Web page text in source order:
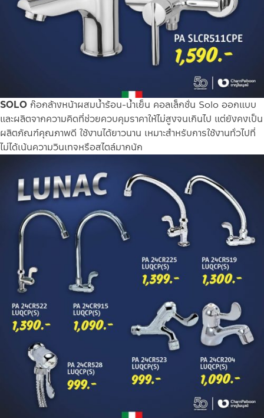
SOLO ก๊อกล้างหน้าผสมน้ำร้อน-น้ำเย็น คอลเล็กชั่น Solo ออกแบบ
และผลิตจากความคิดที่ช่วยควบคุมราคาให้ไม่สูงจนเกินไป แต่ยังคงเป็น
ผลิตภัณฑ์คุณภาพดี ใช้งานได้ยาวนาน เหมาะสำหรับการใช้งานทั่วไปที่
ไม่ได้เน้นความวินเทจหรือสไตล์มากนัก